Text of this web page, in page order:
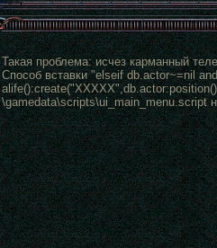
Такая проблема: исчез карманный
Способ вставки "elseif db.actor~=nil
\gamedata\scripts\ui_main_menu.script